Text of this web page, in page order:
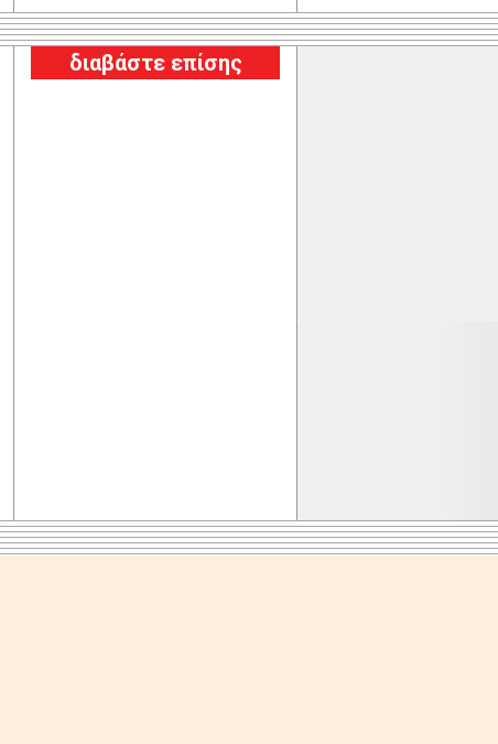
διαβάστε επίσης